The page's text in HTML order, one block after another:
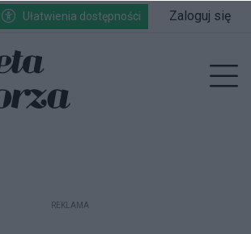
treści
menu
Ułatwienia dostępności Zaloguj się
informacja dla podatników posiadających
REKLAMA